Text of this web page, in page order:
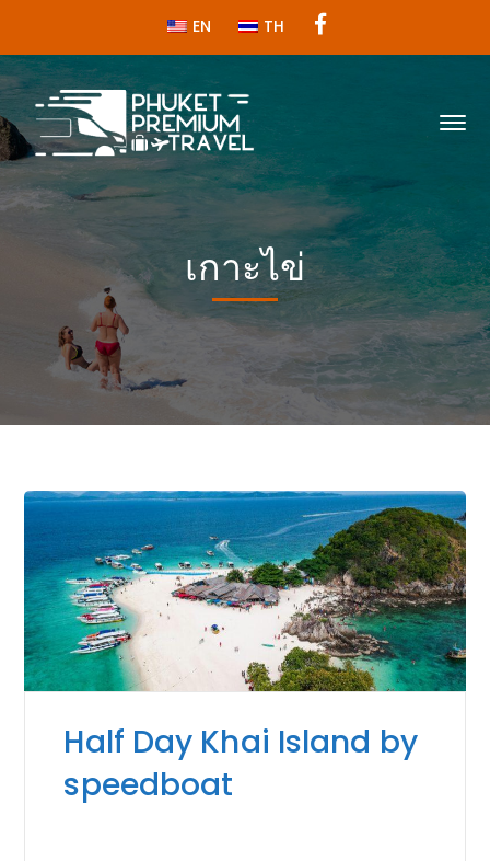
EN TH
Facebook
Profile
เกาะไข่
Half Day Khai Island by
speedboat